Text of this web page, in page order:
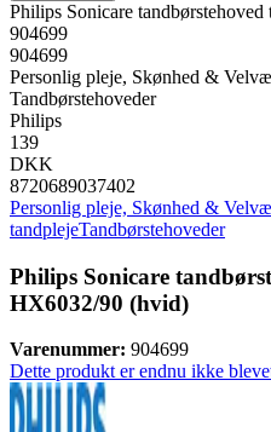
Philips Sonicare
904699
904699
Personlig pleje, Skønhed &
Tandbørstehoveder
Philips
139
DKK
8720689037402
Personlig pleje, Skønhed &
tandplejeTandbørstehoveder
Philips Sonicare
HX6032/90 (hvid)
Varenummer: 904699
Dette produkt er endnu ikke